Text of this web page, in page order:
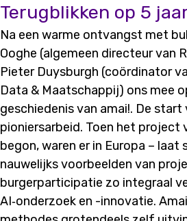
Terugblikken op 5
Na een warme ontvangst met
Ooghe (algemeen directeur van
Pieter Duysburgh (coördinator
Data & Maatschappij) ons mee
geschiedenis van amai!. De start
pioniersarbeid. Toen het project
begon, waren er in Europa – laat
nauwelijks voorbeelden van
burgerparticipatie zo integraal
AI‑onderzoek en -innovatie.